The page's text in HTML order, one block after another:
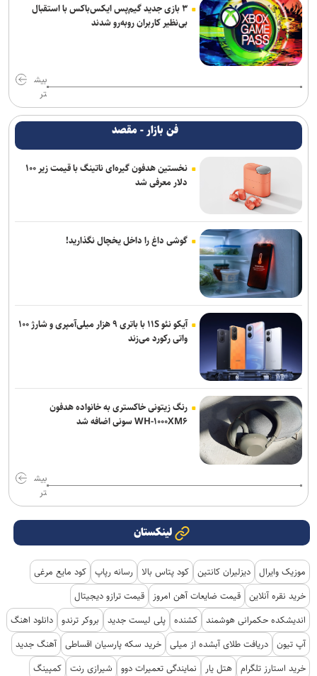
۳ بازی جدید گیم‌پس ایکس‌باکس با استقبال
بی‌نظیر کاربران روبه‌رو شدند
بیش
تر
فن بازار - مقصد
نخستین هدفون گیره‌ای ناتینگ با قیمت زیر ۱۰۰
دلار معرفی شد
گوشی داغ را داخل یخچال نگذارید!
آیکو نئو ۱۱S با باتری ۹ هزار میلی‌آمپری و شارژ ۱۰۰
واتی رکورد می‌زند
رنگ زیتونی خاکستری به خانواده هدفون
WH-۱۰۰۰XM۶ سونی اضافه شد
بیش
تر
لینکستان
موزیک وایرال دیزلیران کانتین کود پتاس بالا رسانه رپاپ کود مایع مرغی
خرید نقره آنلاین قیمت ضایعات آهن امروز
قیمت ترازو دیجیتال
اندیشکده حکمرانی هوشمند کشنده پلی لیست جدید بروکر ترندو دانلود اهنگ
آپ تیون دریافت طلای آبشده از میلی خرید سکه پارسیان اقساطی آهنگ جدید
خرید استارز تلگرام هتل یار نمایندگی تعمیرات دوو شیرازی رنت کمپینگ